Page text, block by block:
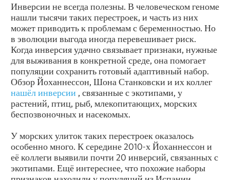
Инверсии не всегда полезны. В человеческом геноме
нашли тысячи таких перестроек, и часть из них
может приводить к проблемам с беременностью. Но
в эволюции выгода иногда перевешивает риск.
Когда инверсия удачно связывает признаки, нужные
для выживания в конкретной среде, она помогает
популяции сохранить готовый адаптивный набор.
Обзор Йоханнессон, Шона Станковски и их коллег
нашёл инверсии , связанные с экотипами, у
растений, птиц, рыб, млекопитающих, морских
беспозвоночных и насекомых.
У морских улиток таких перестроек оказалось
особенно много. К середине 2010-х Йоханнессон и
её коллеги выявили почти 20 инверсий, связанных с
экотипами. Ещё интереснее, что похожие наборы